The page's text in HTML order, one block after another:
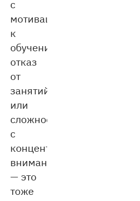
с
мотивацией
к
обучению,
отказ
от
занятий
или
сложности
с
концентрацией
внимания
— это
тоже